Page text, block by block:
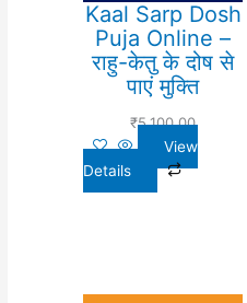
Kaal Sarp Dosh
Puja Online –
राहु-केतु के दोष से
पाएं मुक्ति
₹5,100.00
View
Details